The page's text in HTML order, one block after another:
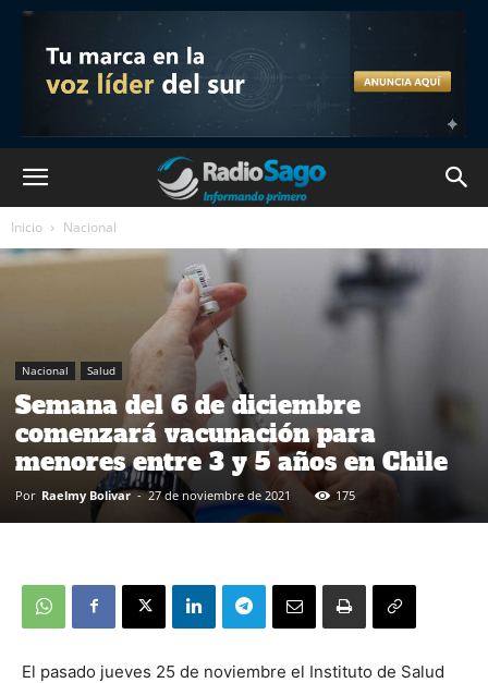
Inicio Nacional
Nacional Salud
Semana del 6 de diciembre
comenzará vacunación para
menores entre 3 y 5 años en Chile
Por Raelmy Bolivar - 27 de noviembre de 2021 175
El pasado jueves 25 de noviembre el Instituto de Salud